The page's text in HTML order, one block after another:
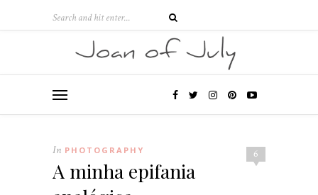
6
In PHOTOGRAPHY
A minha epifania